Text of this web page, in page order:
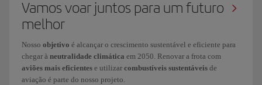
Vamos voar juntos para um futuro
melhor
Nosso objetivo é alcançar o crescimento sustentável e eficiente para
chegar à neutralidade climática em 2050. Renovar a frota com
aviões mais eficientes e utilizar combustíveis sustentáveis de
aviação é parte do nosso projeto.